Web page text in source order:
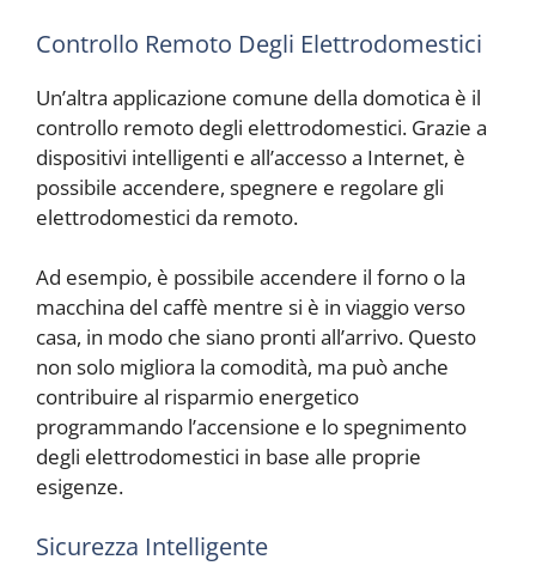
Controllo Remoto Degli Elettrodomestici
Un’altra applicazione comune della domotica è il
controllo remoto degli elettrodomestici. Grazie a
dispositivi intelligenti e all’accesso a Internet, è
possibile accendere, spegnere e regolare gli
elettrodomestici da remoto.
Ad esempio, è possibile accendere il forno o la
macchina del caffè mentre si è in viaggio verso
casa, in modo che siano pronti all’arrivo. Questo
non solo migliora la comodità, ma può anche
contribuire al risparmio energetico
programmando l’accensione e lo spegnimento
degli elettrodomestici in base alle proprie
esigenze.
Sicurezza Intelligente